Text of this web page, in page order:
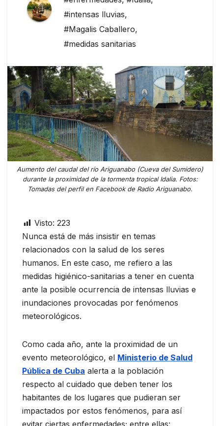
#intensas lluvias,
#Magalis Caballero,
#medidas sanitarias
Aumento del caudal del río Ariguanabo (Cueva del Sumidero)
durante la proximidad de la tormenta tropical Idalia. Fotos:
Tomadas del perfil en Facebook de Radio Ariguanabo.
Visto: 223
Nunca está de más insistir en temas
relacionados con la salud de los seres
humanos. En este caso, me refiero a las
medidas higiénico-sanitarias a tener en cuenta
ante la posible ocurrencia de intensas lluvias e
inundaciones provocadas por fenómenos
meteorológicos.
Como cada año, ante la proximidad de un
evento meteorológico, el Ministerio de Salud
Pública de Cuba alerta a la población
respecto al cuidado que deben tener los
habitantes de los lugares que pudieran ser
impactados por estos fenómenos, para así
evitar ciertas enfermedades; entre ellas: